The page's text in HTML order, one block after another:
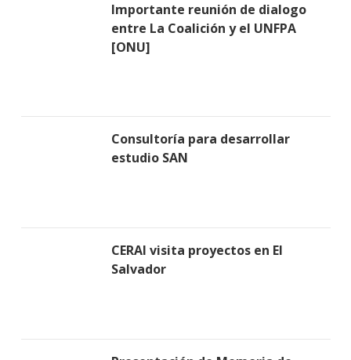
Importante reunión de dialogo
entre La Coalición y el UNFPA
[ONU]
Consultoría para desarrollar
estudio SAN
CERAI visita proyectos en El
Salvador